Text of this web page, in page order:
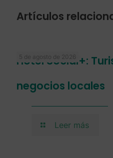
Artículos
5 de agosto de 2026
Hotel Social+:
negocios locales
Leer más